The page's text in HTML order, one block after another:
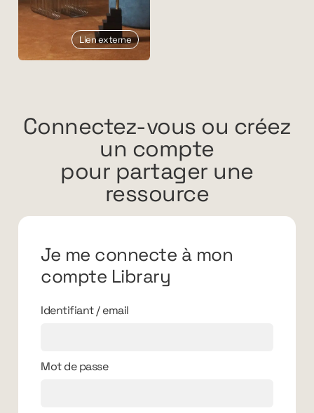
Lien externe
Connectez-vous ou créez
un compte
pour partager une
ressource
Je me connecte à mon
compte Library
Identifiant / email
Mot de passe